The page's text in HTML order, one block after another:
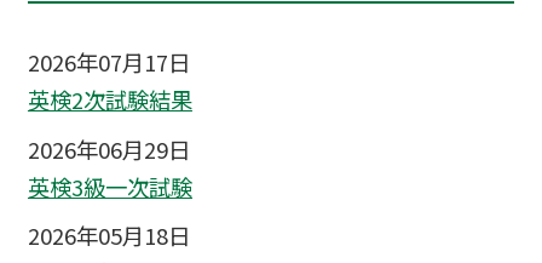
2026年07月17日
英検2次試験結果
2026年06月29日
英検3級一次試験
2026年05月18日